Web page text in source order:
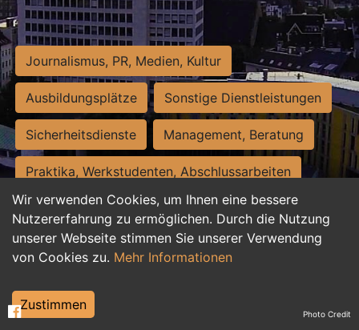
Wir verwenden Cookies, um Ihnen eine bessere
Nutzererfahrung zu ermöglichen. Durch die Nutzung
unserer Webseite stimmen Sie unserer Verwendung
von Cookies zu. Mehr Informationen
Zustimmen
Journalismus, PR, Medien, Kultur
Ausbildungsplätze Sonstige Dienstleistungen
Sicherheitsdienste Management, Beratung
Praktika, Werkstudenten, Abschlussarbeiten
Personalwesen Assistenz, Sekretariat
Hilfskräfte, Aushilfs- und Nebenjobs
Weiterbildung, Studium, duale Ausbildung Photo Credit